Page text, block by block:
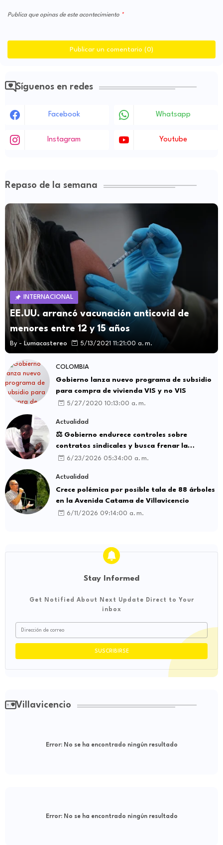
Publica que opinas de este acontecimiento
Publicar un comentario (0)
Síguenos en redes
Facebook Whatsapp
Instagram Youtube
Repaso de la semana
INTERNACIONAL
EE.UU. arrancó vacunación anticovid de
menores entre 12 y 15 años
By - Lumacastereo 5/13/2021 11:21:00 a. m.
COLOMBIA
Gobierno lanza nuevo programa de subsidio
para compra de vivienda VIS y no VIS
5/27/2020 10:13:00 a. m.
Actualidad
⚖️ Gobierno endurece controles sobre
contratos sindicales y busca frenar la
intermediación laboral ilegal
6/23/2026 05:34:00 a. m.
Actualidad
Crece polémica por posible tala de 88 árboles
en la Avenida Catama de Villavicencio
6/11/2026 09:14:00 a. m.
Stay Informed
Get Notified About Next Update Direct to Your
inbox
Villavicencio
Error:No se ha encontrado ningún resultado
Error:No se ha encontrado ningún resultado